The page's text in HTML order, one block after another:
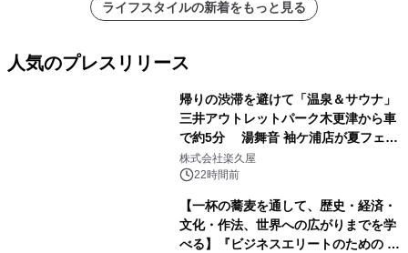
ライフスタイルの新着をもっと見る
人気のプレスリリース
帰りの渋滞を避けて「温泉＆サウナ」
三井アウトレットパーク木更津から車
で約5分 湯舞音 袖ケ浦店が夏フェア
メニューを提供
株式会社楽久屋
22時間前
【一杯の蕎麦を通して、歴史・経済・
文化・作法、世界への広がりまでを学
べる】『ビジネスエリートのための 教